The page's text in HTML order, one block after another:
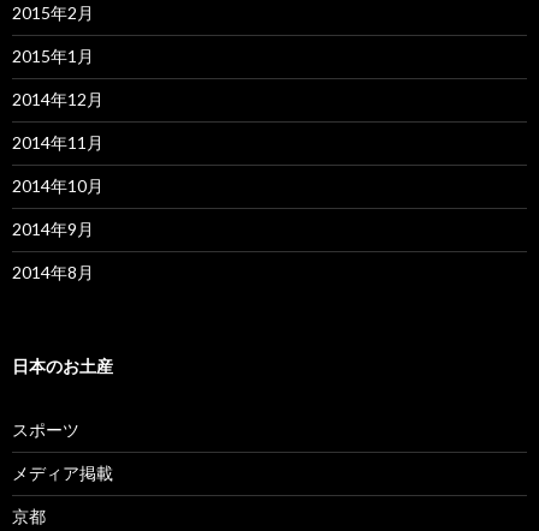
2015年2月
2015年1月
2014年12月
2014年11月
2014年10月
2014年9月
2014年8月
日本のお土産
スポーツ
メディア掲載
京都